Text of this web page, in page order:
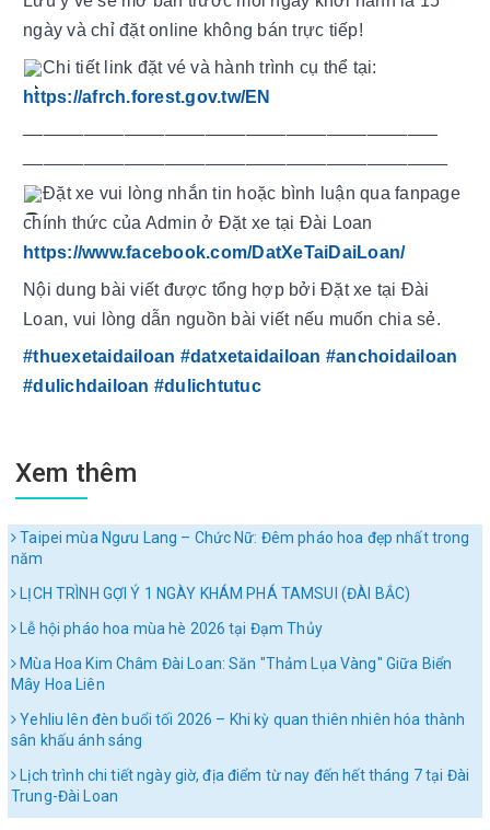
ngày và chỉ đặt online không bán trực tiếp!
https://afrch.forest.gov.tw/EN
Đặt xe vui lòng nhắn tin hoặc bình luận qua fanpage
https://www.facebook.com/DatXeTaiDaiLoan/
Nội dung bài viết được tổng hợp bởi Đặt xe tại Đài
Loan, vui lòng dẫn nguồn bài viết nếu muốn chia sẻ.
#thuexetaidailoan #datxetaidailoan #anchoidailoan
#dulichdailoan #dulichtutuc
Xem thêm
Taipei mùa Ngưu Lang – Chức Nữ: Đêm pháo hoa đẹp nhất trong
năm
LỊCH TRÌNH GỢI Ý 1 NGÀY KHÁM PHÁ TAMSUI (ĐÀI BẮC)
Lễ hội pháo hoa mùa hè 2026 tại Đạm Thủy
Mùa Hoa Kim Châm Đài Loan: Săn "Thảm Lụa Vàng" Giữa Biển
Mây Hoa Liên
Yehliu lên đèn buổi tối 2026 – Khi kỳ quan thiên nhiên hóa thành
sân khấu ánh sáng
Lịch trình chi tiết ngày giờ, địa điểm từ nay đến hết tháng 7 tại Đài
Trung-Đài Loan